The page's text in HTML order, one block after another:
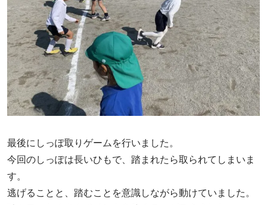
最後にしっぽ取りゲームを行いました。
今回のしっぽは長いひもで、踏まれたら取られてしまいま
す。
逃げることと、踏むことを意識しながら動けていました。